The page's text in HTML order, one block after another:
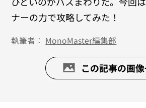
ナーの力で攻略してみた！
執筆者： MonoMaster編集部
この記事の画